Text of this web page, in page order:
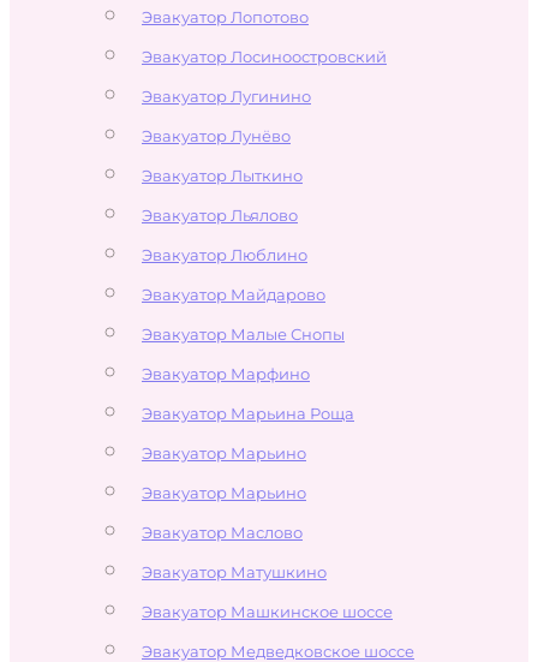
Эвакуатор Лопотово
Эвакуатор Лосиноостровский
Эвакуатор Лугинино
Эвакуатор Лунёво
Эвакуатор Лыткино
Эвакуатор Льялово
Эвакуатор Люблино
Эвакуатор Майдарово
Эвакуатор Малые Снопы
Эвакуатор Марфино
Эвакуатор Марьина Роща
Эвакуатор Марьино
Эвакуатор Марьино
Эвакуатор Маслово
Эвакуатор Матушкино
Эвакуатор Машкинское шоссе
Эвакуатор Медведковское шоссе